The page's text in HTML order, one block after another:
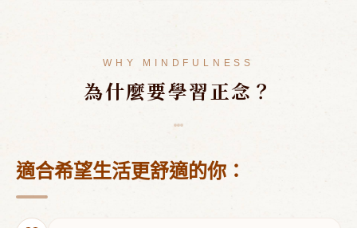
WHY MINDFULNESS
為什麼要學習正念？
適合希望生活更舒適的你：